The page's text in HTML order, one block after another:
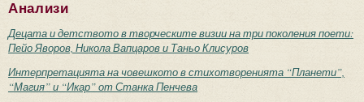
Анализи
Децата и детството в творческите визии на три поколения поети:
Пейо Яворов, Никола Вапцаров и Таньо Клисуров
Интерпретацията на човешкото в стихотворенията “Планети”,
“Магия” и “Икар” от Станка Пенчева